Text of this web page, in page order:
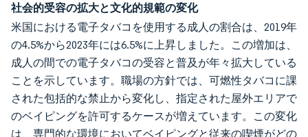
社会的受容の拡大と文化的規範の変化
米国における電子タバコを使用する成人の割合は、2019年
の4.5%から2023年には6.5%に上昇しました。この増加は、
成人の間での電子タバコの受容と普及が年々拡大している
ことを示しています。職場の方針では、可燃性タバコに課
された包括的な禁止から変化し、指定された屋外エリアで
のベイピングを許可するケースが増えています。この変化
は、専門的な環境においてベイピングと従来の喫煙がどの